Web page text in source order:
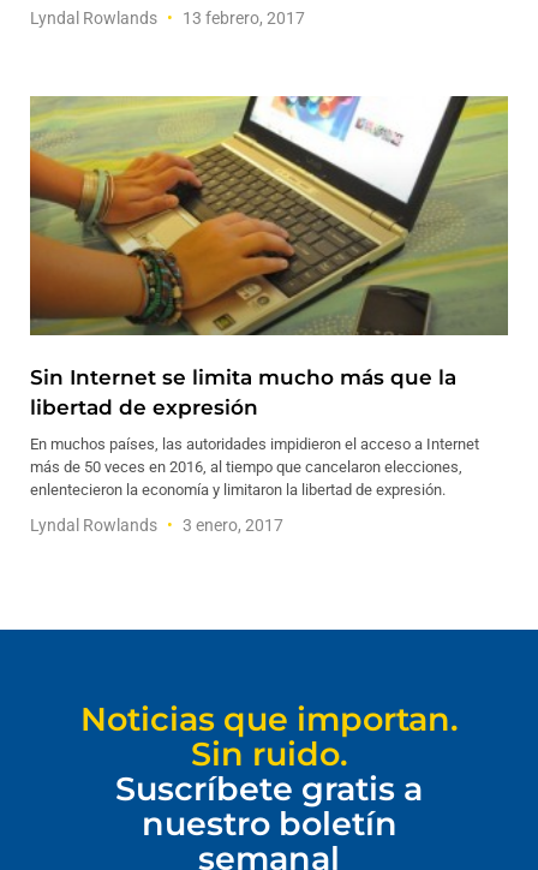
Lyndal Rowlands 13 febrero, 2017
Sin Internet se limita mucho más que la
libertad de expresión
En muchos países, las autoridades impidieron el acceso a Internet
más de 50 veces en 2016, al tiempo que cancelaron elecciones,
enlentecieron la economía y limitaron la libertad de expresión.
Lyndal Rowlands 3 enero, 2017
Noticias que importan.
Sin ruido.
Suscríbete gratis a
nuestro boletín
semanal